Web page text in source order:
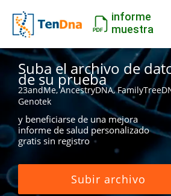
informe
muestra
Suba el archivo de
de su prueba
23andMe, AncestryDNA,
Genotek
y beneficiarse de una mejora
informe de salud personalizado
gratis sin registro
Subir archivo